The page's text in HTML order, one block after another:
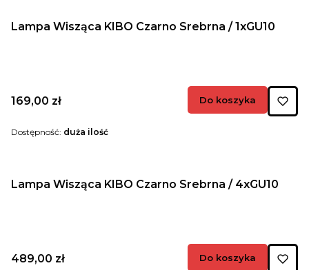
Lampa Wisząca KIBO Czarno Srebrna / 1xGU10
Cena
169,00 zł Do koszyka
Dostępność: duża ilość
Lampa Wisząca KIBO Czarno Srebrna / 4xGU10
Cena
489,00 zł Do koszyka